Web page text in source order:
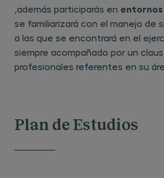
,además participarás en
se familiarizará con el manejo de
a las que se encontrará en el
siempre acompañado por un
profesionales referentes en su
Plan de Estudios